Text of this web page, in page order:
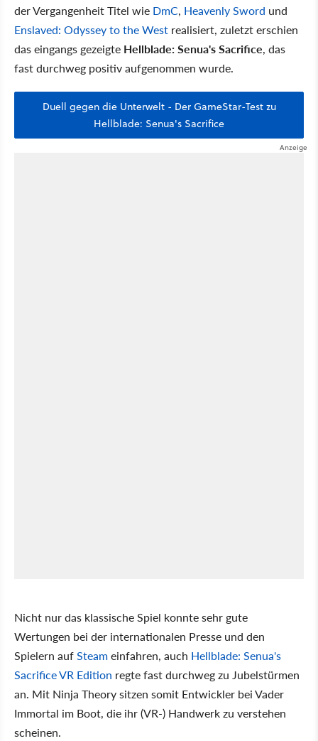
der Vergangenheit Titel wie DmC, Heavenly Sword und
Enslaved: Odyssey to the West realisiert, zuletzt erschien
das eingangs gezeigte Hellblade: Senua's Sacrifice, das
fast durchweg positiv aufgenommen wurde.
Duell gegen die Unterwelt - Der GameStar-Test zu
Hellblade: Senua's Sacrifice
Nicht nur das klassische Spiel konnte sehr gute
Wertungen bei der internationalen Presse und den
Spielern aufSteameinfahren, auch Hellblade: Senua's
Sacrifice VR Edition regte fast durchweg zu Jubelstürmen
an. Mit Ninja Theory sitzen somit Entwickler bei Vader
Immortal im Boot, die ihr (VR-) Handwerk zu verstehen
scheinen.